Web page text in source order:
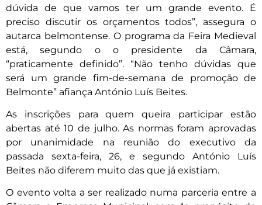
dúvida de que vamos ter um grande evento. É
preciso discutir os orçamentos todos”, assegura o
autarca belmontense. O programa da Feira Medieval
está, segundo o o presidente da Câmara,
“praticamente definido”. “Não tenho dúvidas que
será um grande fim-de-semana de promoção de
Belmonte” afiança António Luís Beites.
As inscrições para quem queira participar estão
abertas até 10 de julho. As normas foram aprovadas
por unanimidade na reunião do executivo da
passada sexta-feira, 26, e segundo António Luís
Beites não diferem muito das que já existiam.
O evento volta a ser realizado numa parceria entre a